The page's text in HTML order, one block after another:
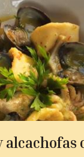
alcachofas